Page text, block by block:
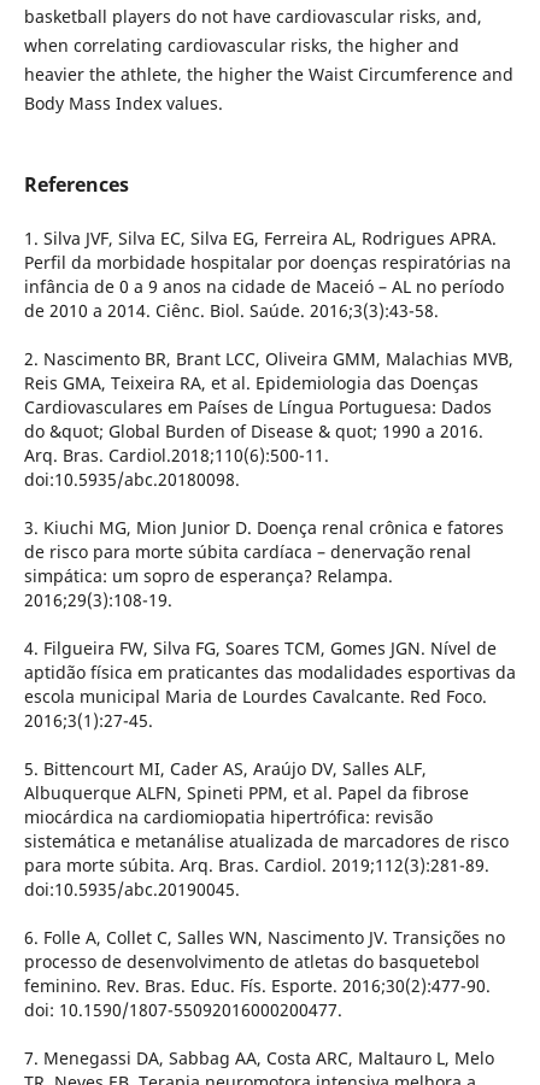
basketball players do not have cardiovascular risks, and,
when correlating cardiovascular risks, the higher and
heavier the athlete, the higher the Waist Circumference and
Body Mass Index values.
References
1. Silva JVF, Silva EC, Silva EG, Ferreira AL, Rodrigues APRA.
Perfil da morbidade hospitalar por doenças respiratórias na
infância de 0 a 9 anos na cidade de Maceió – AL no período
de 2010 a 2014. Ciênc. Biol. Saúde. 2016;3(3):43-58.
2. Nascimento BR, Brant LCC, Oliveira GMM, Malachias MVB,
Reis GMA, Teixeira RA, et al. Epidemiologia das Doenças
Cardiovasculares em Países de Língua Portuguesa: Dados
do &quot; Global Burden of Disease & quot; 1990 a 2016.
Arq. Bras. Cardiol.2018;110(6):500-11.
doi:10.5935/abc.20180098.
3. Kiuchi MG, Mion Junior D. Doença renal crônica e fatores
de risco para morte súbita cardíaca – denervação renal
simpática: um sopro de esperança? Relampa.
2016;29(3):108-19.
4. Filgueira FW, Silva FG, Soares TCM, Gomes JGN. Nível de
aptidão física em praticantes das modalidades esportivas da
escola municipal Maria de Lourdes Cavalcante. Red Foco.
2016;3(1):27-45.
5. Bittencourt MI, Cader AS, Araújo DV, Salles ALF,
Albuquerque ALFN, Spineti PPM, et al. Papel da fibrose
miocárdica na cardiomiopatia hipertrófica: revisão
sistemática e metanálise atualizada de marcadores de risco
para morte súbita. Arq. Bras. Cardiol. 2019;112(3):281-89.
doi:10.5935/abc.20190045.
6. Folle A, Collet C, Salles WN, Nascimento JV. Transições no
processo de desenvolvimento de atletas do basquetebol
feminino. Rev. Bras. Educ. Fís. Esporte. 2016;30(2):477-90.
doi: 10.1590/1807-55092016000200477.
7. Menegassi DA, Sabbag AA, Costa ARC, Maltauro L, Melo